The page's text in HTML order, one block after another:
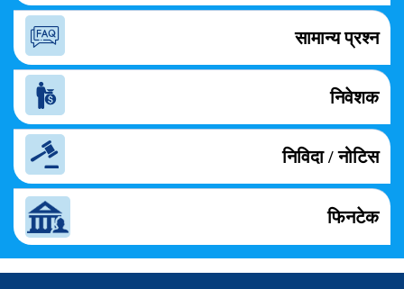
सामान्य प्रश्न
निवेशक
निविदा / नोटिस
फिनटेक